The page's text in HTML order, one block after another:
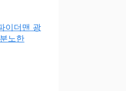
이더맨 광
노한